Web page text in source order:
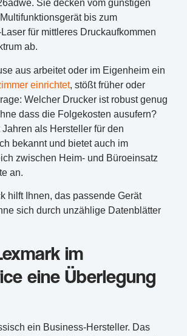
Sie decken vom günstigen
bis zum
für mittleres Druckaufkommen
ab.
aus arbeitet oder im Eigenheim ein
einrichtet, stößt früher oder
Welcher Drucker ist robust genug
dass die Folgekosten ausufern?
Jahren als Hersteller für den
bekannt und bietet auch im
zwischen Heim- und Büroeinsatz
an.
hilft Ihnen, das passende Gerät
sich durch unzählige Datenblätter
im
eine Überlegung
ein Business-Hersteller. Das